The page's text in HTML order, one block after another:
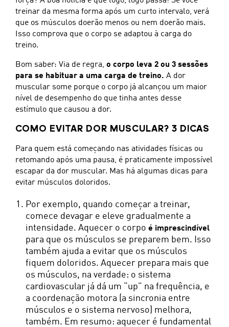
treinar da mesma forma após um curto intervalo, verá
que os músculos doerão menos ou nem doerão mais.
Isso comprova que o corpo se adaptou à carga do
treino.
Bom saber: Via de regra, o corpo leva 2 ou 3 sessões
para se habituar a uma carga de treino. A dor
muscular some porque o corpo já alcançou um maior
nível de desempenho do que tinha antes desse
estímulo que causou a dor.
COMO EVITAR DOR MUSCULAR? 3 DICAS
Para quem está começando nas atividades físicas ou
retomando após uma pausa, é praticamente impossível
escapar da dor muscular. Mas há algumas dicas para
evitar músculos doloridos.
Por exemplo, quando começar a treinar,
comece devagar e eleve gradualmente a
intensidade. Aquecer o corpo é imprescindível
para que os músculos se preparem bem. Isso
também ajuda a evitar que os músculos
fiquem doloridos. Aquecer prepara mais que
os músculos, na verdade: o sistema
cardiovascular já dá um “up” na frequência, e
a coordenação motora (a sincronia entre
músculos e o sistema nervoso) melhora,
também. Em resumo: aquecer é fundamental